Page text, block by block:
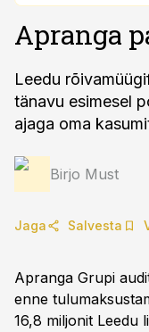
Apranga
Leedu
tänavu esimesel
ajaga oma
Birjo Must
Jaga Salvesta
Apranga Grupi
enne
16,8 miljonit Leedu